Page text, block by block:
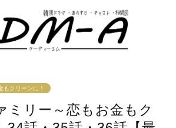
もクリーンに！
ミリー～恋もお金もク